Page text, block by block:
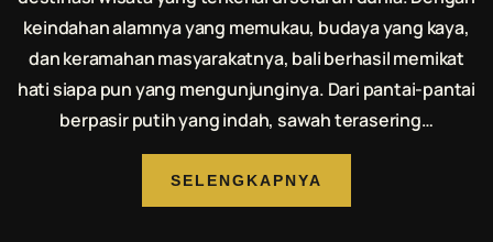
keindahan alamnya yang memukau, budaya yang kaya,
dan keramahan masyarakatnya, bali berhasil memikat
hati siapa pun yang mengunjunginya. Dari pantai-pantai
berpasir putih yang indah, sawah terasering…
SELENGKAPNYA